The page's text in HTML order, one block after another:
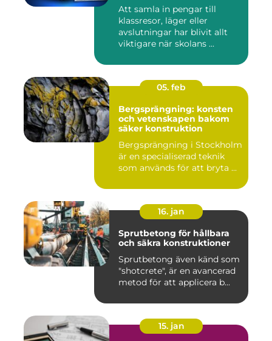
Att samla in pengar till
klassresor, läger eller
avslutningar har blivit allt
viktigare när skolans ...
05. feb
Bergsprängning: konsten
och vetenskapen bakom
säker konstruktion
Bergsprängning i Stockholm
är en specialiserad teknik
som används för att bryta ...
16. jan
Sprutbetong för hållbara
och säkra konstruktioner
Sprutbetong även känd som
"shotcrete", är en avancerad
metod för att applicera b...
15. jan